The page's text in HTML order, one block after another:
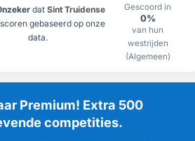
dat Sint Truidense
gebaseerd op onze
data.
Gescoord in
0%
van hun
westrijden
(Algemeen)
Premium! Extra 500
competities.